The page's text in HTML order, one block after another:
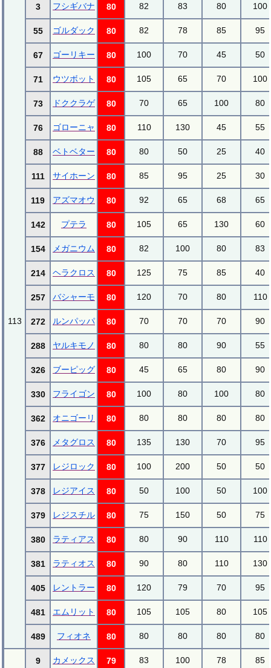
113
3 フシギバナ 80 82 83 80 100
55 ゴルダック 80 82 78 85 95
67 ゴーリキー 80 100 70 45 50
71 ウツボット 80 105 65 70 100
73 ドククラゲ 80 70 65 100 80
76 ゴローニャ 80 110 130 45 55
88 ベトベター 80 80 50 25 40
111 サイホーン 80 85 95 25 30
119 アズマオウ 80 92 65 68 65
142 プテラ 80 105 65 130 60
154 メガニウム 80 82 100 80 83
214 ヘラクロス 80 125 75 85 40
257 バシャーモ 80 120 70 80 110
272 ルンパッパ 80 70 70 70 90
288 ヤルキモノ 80 80 80 90 55
326 ブーピッグ 80 45 65 80 90
330 フライゴン 80 100 80 100 80
362 オニゴーリ 80 80 80 80 80
376 メタグロス 80 135 130 70 95
377 レジロック 80 100 200 50 50
378 レジアイス 80 50 100 50 100
379 レジスチル 80 75 150 50 75
380 ラティアス 80 80 90 110 110
381 ラティオス 80 90 80 110 130
405 レントラー 80 120 79 70 95
481 エムリット 80 105 105 80 105
489 フィオネ 80 80 80 80 80
9 カメックス 79 83 100 78 85